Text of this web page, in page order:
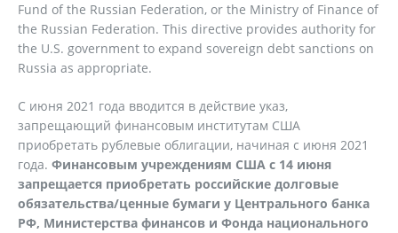
Fund of the Russian Federation, or the Ministry of Finance of
the Russian Federation. This directive provides authority for
the U.S. government to expand sovereign debt sanctions on
Russia as appropriate.
С июня 2021 года вводится в действие указ,
запрещающий финансовым институтам США
приобретать рублевые облигации, начиная с июня 2021
года. Финансовым учреждениям США с 14 июня
запрещается приобретать российские долговые
обязательства/ценные бумаги у Центрального банка
РФ, Министерства финансов и Фонда национального